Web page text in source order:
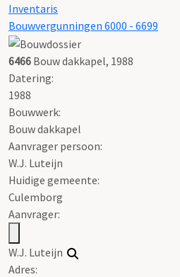
Inventaris
Bouwvergunningen 6000 - 6699
6466 Bouw dakkapel, 1988
Datering:
1988
Bouwwerk:
Bouw dakkapel
Aanvrager persoon:
W.J. Luteijn
Huidige gemeente:
Culemborg
Aanvrager:
W.J. Luteijn
Adres: